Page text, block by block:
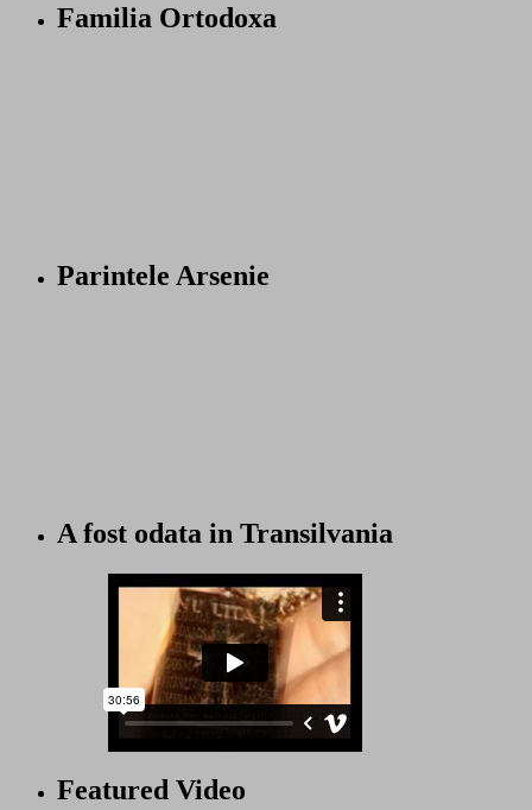
Familia Ortodoxa
Parintele Arsenie
A fost odata in Transilvania
Featured Video